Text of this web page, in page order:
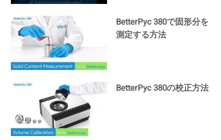
BetterPyc 380で固形分を
測定する方法
BetterPyc 380の校正方法